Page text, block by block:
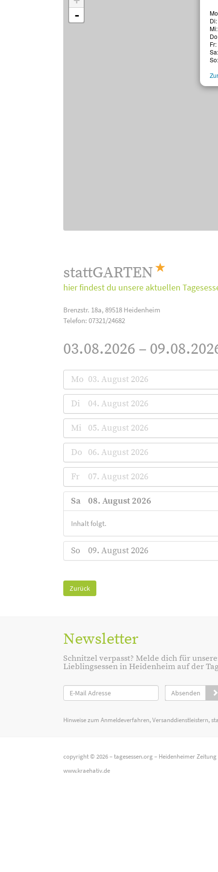
-
stattGARTEN
hier findest du unsere aktuellen
Brenzstr. 18a, 89518 Heidenheim
Telefon: 07321/24682
03.08.2026 –
Mo 03. August 2026
Di 04. August 2026
Mi 05. August 2026
Do 06. August 2026
Fr 07. August 2026
Sa 08. August 2026
Inhalt folgt.
So 09. August 2026
Zurück
Newsletter
Schnitzel verpasst? Melde dich für
Lieblingsessen in Heidenheim auf der
Absenden
Hinweise zum Anmeldeverfahren, Versanddienstleistern,
copyright © 2026 –tagesessen.org– Heidenheimer Zeitung
www.kraehativ.de